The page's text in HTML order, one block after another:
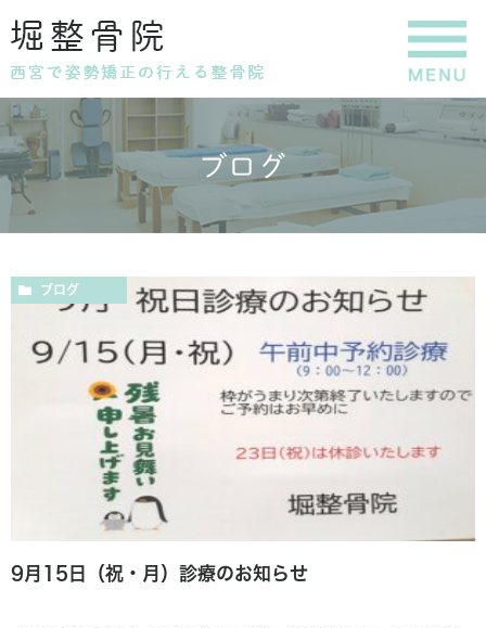
ブログ
ブログ
9月15日（祝・月）診療のお知らせ